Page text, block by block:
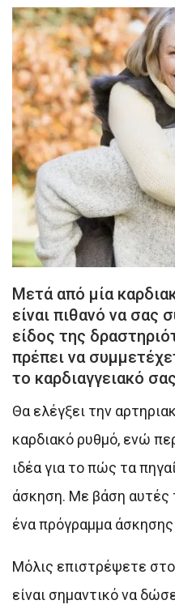
Μετά από μία
είναι πιθανό να σας
είδος της
πρέπει να
το καρδιαγγειακό
Θα ελέγξει την
καρδιακό ρυθμό, ενώ
ιδέα για το πώς τα
άσκηση. Με βάση αυτές
ένα πρόγραμμα άσκησης
Μόλις επιστρέψετε
είναι σημαντικό να